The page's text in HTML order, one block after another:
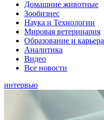
Домашние животные
Зообизнес
Наука и Технологии
Мировая ветеринария
Образование и карьера
Аналитика
Видео
Все новости
интервью